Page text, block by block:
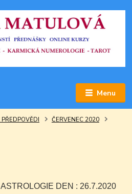
Menu
ČERVENEC 2020
DEN : 26.7.2020